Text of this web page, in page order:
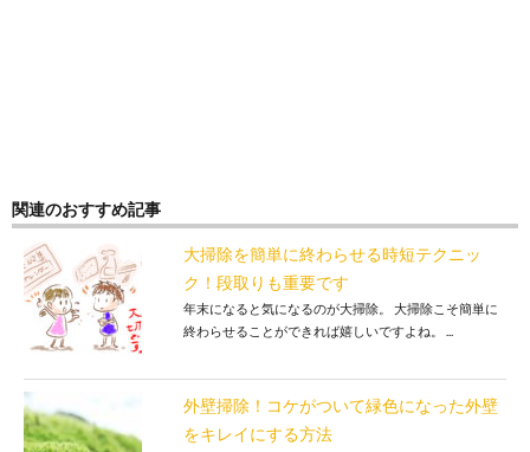
関連のおすすめ記事
大掃除を簡単に終わらせる時短テクニッ
ク！段取りも重要です
年末になると気になるのが大掃除。 大掃除こそ簡単に
終わらせることができれば嬉しいですよね。 ...
外壁掃除！コケがついて緑色になった外壁
をキレイにする方法